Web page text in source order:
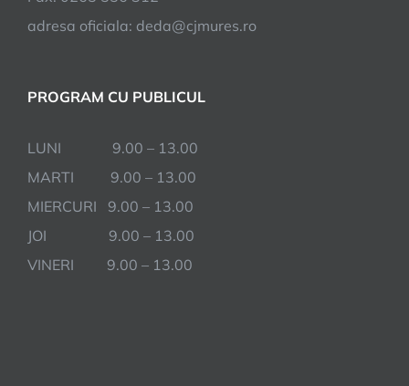
adresa oficiala: deda@cjmures.ro
PROGRAM CU PUBLICUL
LUNI 9.00 – 13.00
MARTI 9.00 – 13.00
MIERCURI 9.00 – 13.00
JOI 9.00 – 13.00
VINERI 9.00 – 13.00